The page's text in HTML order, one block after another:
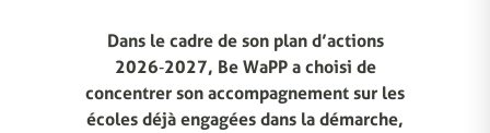
Dans le cadre de son plan d’actions
2026‑2027, Be WaPP a choisi de
concentrer son accompagnement sur les
écoles déjà engagées dans la démarche,